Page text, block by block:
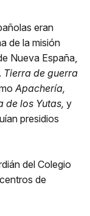
eran
de la misión
Nueva España,
Tierra de guerra
Apachería,
de los Yutas, y
presidios
del Colegio
de